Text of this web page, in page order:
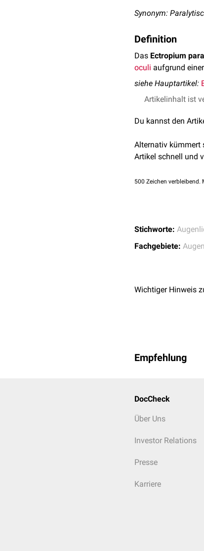
Synonym:
Definition
Das Ectropium
oculi aufgrund einer
siehe Hauptartikel:
Artikelinhalt ist
Du kannst den
Alternativ kümmert
Artikel schnell und
500 Zeichen verbleibend.
Stichworte:
Fachgebiete:
Wichtiger Hinweis
Empfehlung
DocCheck
Über Uns
Investor Relations
Presse
Karriere